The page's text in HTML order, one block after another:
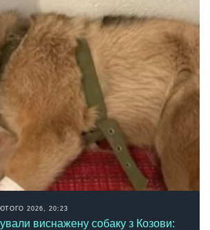
2026, 20:23
виснажену собаку з Козови: